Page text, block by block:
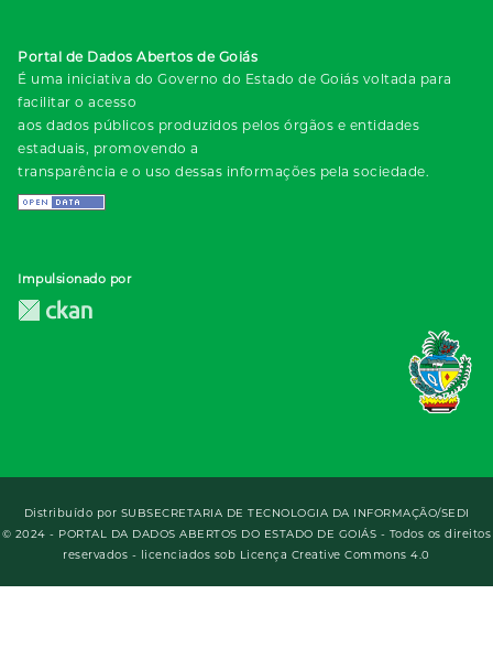
Portal de Dados Abertos de Goiás
É uma iniciativa do Governo do Estado de Goiás voltada para
facilitar o acesso
aos dados públicos produzidos pelos órgãos e entidades
estaduais, promovendo a
transparência e o uso dessas informações pela sociedade.
Impulsionado por
Distribuído por SUBSECRETARIA DE TECNOLOGIA DA INFORMAÇÃO/SEDI
© 2024 - PORTAL DA DADOS ABERTOS DO ESTADO DE GOIÁS - Todos os direitos
reservados - licenciados sob Licença Creative Commons 4.0